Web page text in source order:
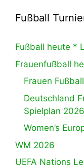
Fußball
Fußball heute *
Frauenfußball
Frauen
Deutschland
Spielplan 2026
Women’s
WM 2026
UEFA Nations